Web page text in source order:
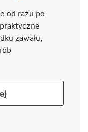
od razu po
zawału,
Dowiedz
się